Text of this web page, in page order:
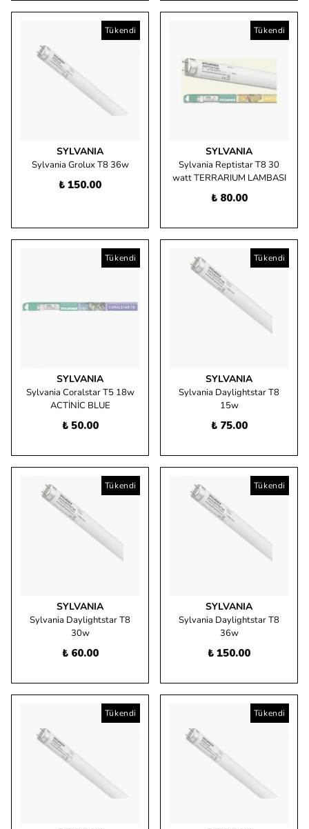
Tükendi
SYLVANIA
Sylvania Grolux T8 36w
₺ 150.00
Tükendi
SYLVANIA
Sylvania Reptistar T8 30
watt TERRARIUM LAMBASI
₺ 80.00
Tükendi
SYLVANIA
Sylvania Coralstar T5 18w
ACTİNİC BLUE
₺ 50.00
Tükendi
SYLVANIA
Sylvania Daylightstar T8
15w
₺ 75.00
Tükendi
SYLVANIA
Sylvania Daylightstar T8
30w
₺ 60.00
Tükendi
SYLVANIA
Sylvania Daylightstar T8
36w
₺ 150.00
Tükendi Tükendi